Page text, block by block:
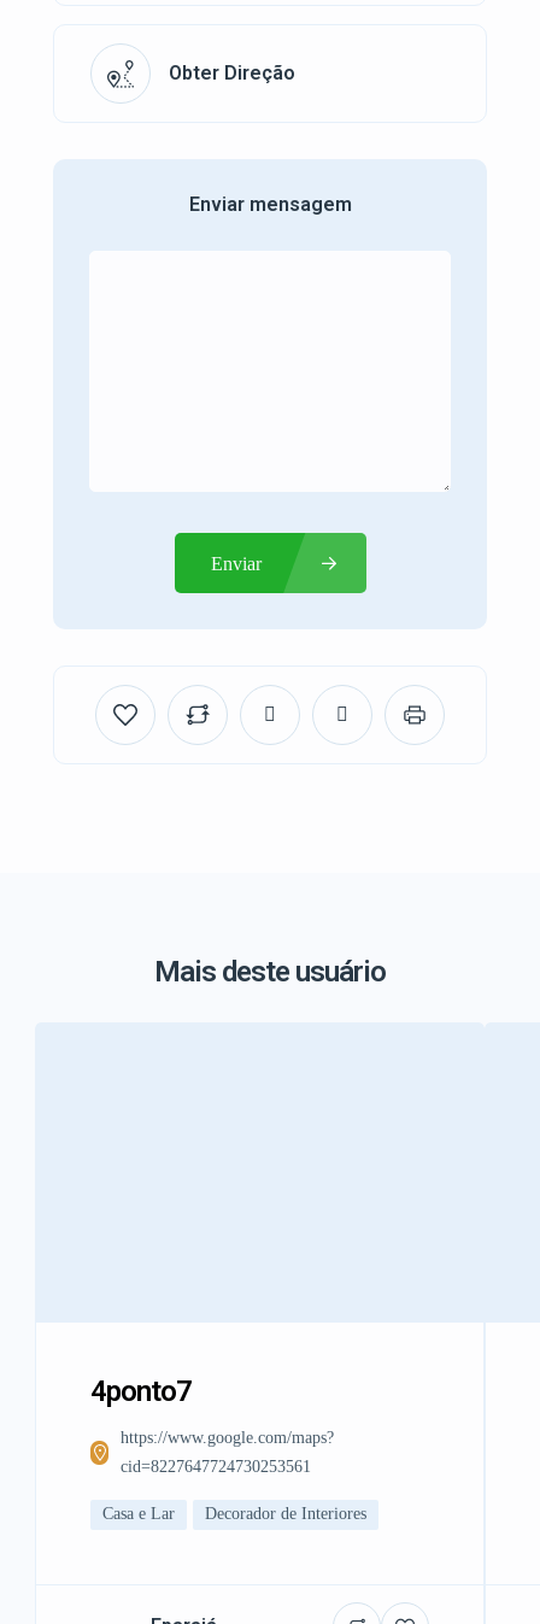
Obter Direção
Enviar mensagem
Enviar
Mais deste usuário
4ponto7
https://www.google.com/maps?
cid=8227647724730253561
Casa e Lar Decorador de Interiores